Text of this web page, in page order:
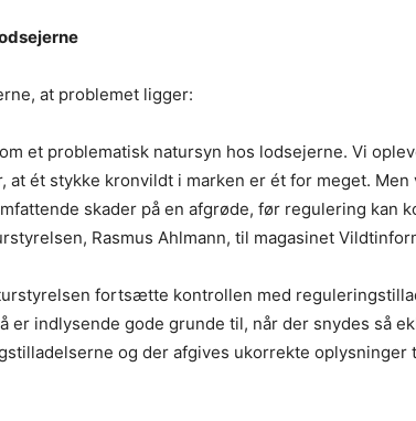
at problemet ligger:
et problematisk natursyn hos lodsejerne. Vi
at ét stykke kronvildt i marken er ét for meget. Men
skader på en afgrøde, før regulering kan
Rasmus Ahlmann, til magasinet
fortsætte kontrollen med
er indlysende gode grunde til, når der snydes så
og der afgives ukorrekte oplysninger